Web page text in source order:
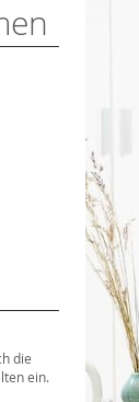
die
ein.